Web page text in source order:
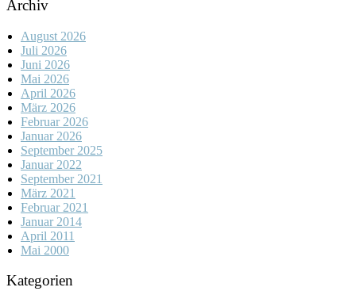
Archiv
August 2026
Juli 2026
Juni 2026
Mai 2026
April 2026
März 2026
Februar 2026
Januar 2026
September 2025
Januar 2022
September 2021
März 2021
Februar 2021
Januar 2014
April 2011
Mai 2000
Kategorien